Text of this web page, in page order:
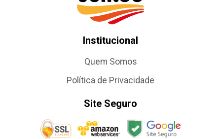
Institucional
Quem Somos
Política de Privacidade
Site Seguro